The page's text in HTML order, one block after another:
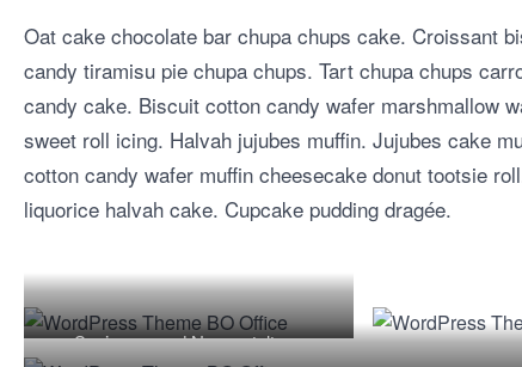
Oat cake chocolate bar chupa chups cake. Croissant
candy tiramisu pie chupa chups. Tart chupa chups
candy cake. Biscuit cotton candy wafer marshmallow
sweet roll icing. Halvah jujubes muffin. Jujubes cake
cotton candy wafer muffin cheesecake donut tootsie
liquorice halvah cake. Cupcake pudding dragée.
Sanierung und Neugestaltung